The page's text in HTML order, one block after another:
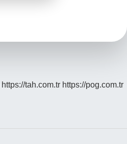
https://tah.com.tr https://pog.com.tr